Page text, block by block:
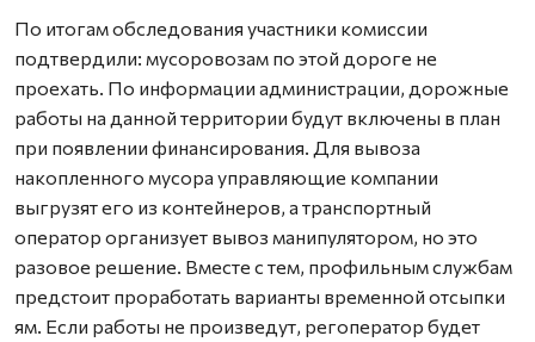
По итогам обследования участники комиссии
подтвердили: мусоровозам по этой дороге не
проехать. По информации администрации, дорожные
работы на данной территории будут включены в план
при появлении финансирования. Для вывоза
накопленного мусора управляющие компании
выгрузят его из контейнеров, а транспортный
оператор организует вывоз манипулятором, но это
разовое решение. Вместе с тем, профильным службам
предстоит проработать варианты временной отсыпки
ям. Если работы не произведут, регоператор будет